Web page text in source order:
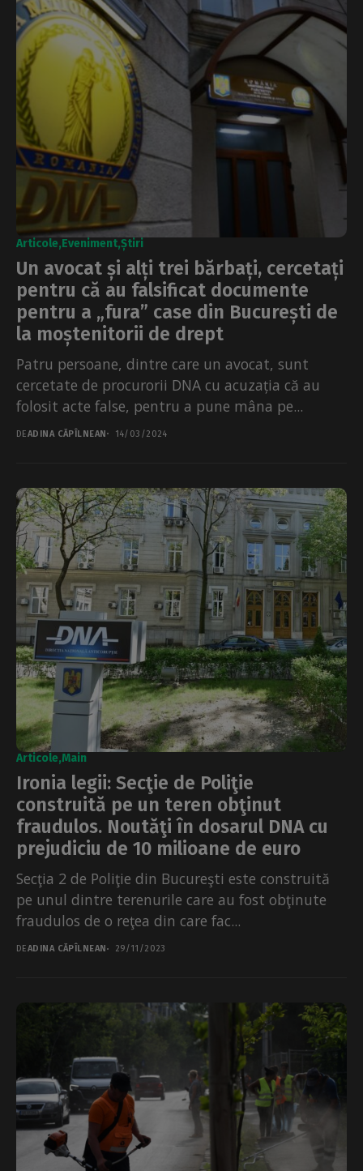
Articole Eveniment Știri
Un avocat și alți trei bărbați, cercetați
pentru că au falsificat documente
pentru a „fura” case din București de
la moștenitorii de drept
Patru persoane, dintre care un avocat, sunt
cercetate de procurorii DNA cu acuzația că au
folosit acte false, pentru a pune mâna pe...
DEADINA CĂPÎLNEAN 14/03/2024
Articole Main
Ironia legii: Secţie de Poliţie
construită pe un teren obţinut
fraudulos. Noutăţi în dosarul DNA cu
prejudiciu de 10 milioane de euro
Secţia 2 de Poliţie din Bucureşti este construită
pe unul dintre terenurile care au fost obţinute
fraudulos de o reţea din care fac...
DEADINA CĂPÎLNEAN 29/11/2023